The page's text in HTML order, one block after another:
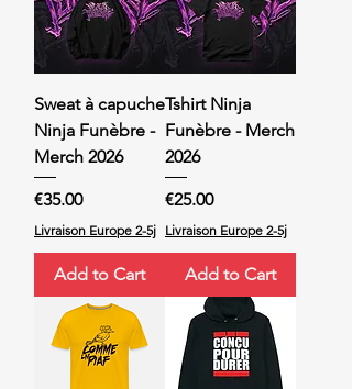
Sweat à capuche
Ninja Funèbre -
Merch 2026
Price
€35.00
Livraison Europe 2-5j
Add to Cart
Tshirt Ninja
Funèbre - Merch
2026
Price
€25.00
Livraison Europe 2-5j
Add to Cart